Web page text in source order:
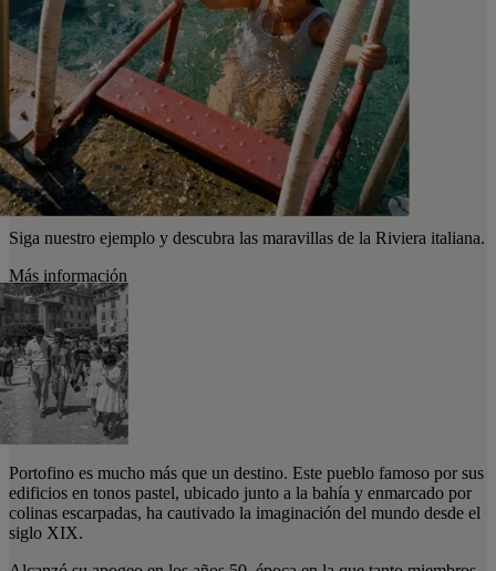
Siga nuestro ejemplo y descubra las maravillas de la Riviera italiana.
Más información
Portofino es mucho más que un destino. Este pueblo famoso por sus
edificios en tonos pastel, ubicado junto a la bahía y enmarcado por
colinas escarpadas, ha cautivado la imaginación del mundo desde el
siglo XIX.